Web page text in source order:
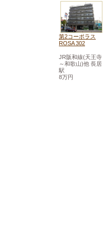
第2コーポラス
ROSA 302
JR阪和線(天王寺
～和歌山)他 長居
駅
8万円